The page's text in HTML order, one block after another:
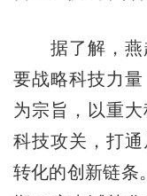
据了解，燕
要战略科技力
为宗旨，以重
科技攻关，打
转化的创新链条